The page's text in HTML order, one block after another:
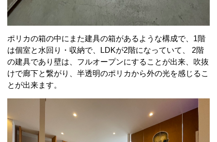
ポリカの箱の中にまた建具の箱があるような構成で、1階
は個室と水回り・収納で、LDKが2階になっていて、 2階
の建具であり壁は、フルオープンにすることが出来、吹抜
けで廊下と繋がり、半透明のポリカから外の光を感じるこ
とが出来ます。